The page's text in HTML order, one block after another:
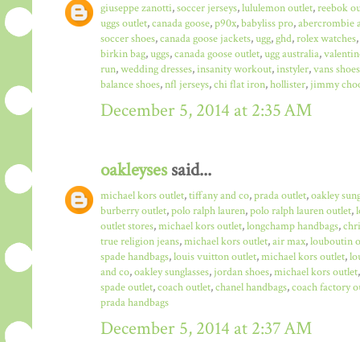
giuseppe zanotti,soccer jerseys,lululemon outlet,reebok
uggs outlet,canada goose,p90x,babyliss pro,abercrombie
soccer shoes,canada goose jackets,ugg,ghd,rolex watches,
birkin bag,uggs,canada goose outlet,ugg australia,
run,wedding dresses,insanity workout,instyler,vans shoes
balance shoes,nfl jerseys,chi flat iron,hollister,jimmy
December 5, 2014 at 2:35 AM
oakleysessaid...
michael kors outlet,tiffany and co,prada outlet,oakley
burberry outlet,polo ralph lauren,polo ralph lauren outlet,
outlet stores,michael kors outlet,longchamp handbags,
true religion jeans,michael kors outlet,air max,louboutin
spade handbags,louis vuitton outlet,michael kors outlet,
and co,oakley sunglasses,jordan shoes,michael kors outlet
spade outlet,coach outlet,chanel handbags,coach factory
prada handbags
December 5, 2014 at 2:37 AM